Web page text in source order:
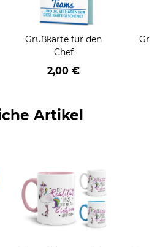
Grußkarte für den
Chef
2,00 €
Artikel